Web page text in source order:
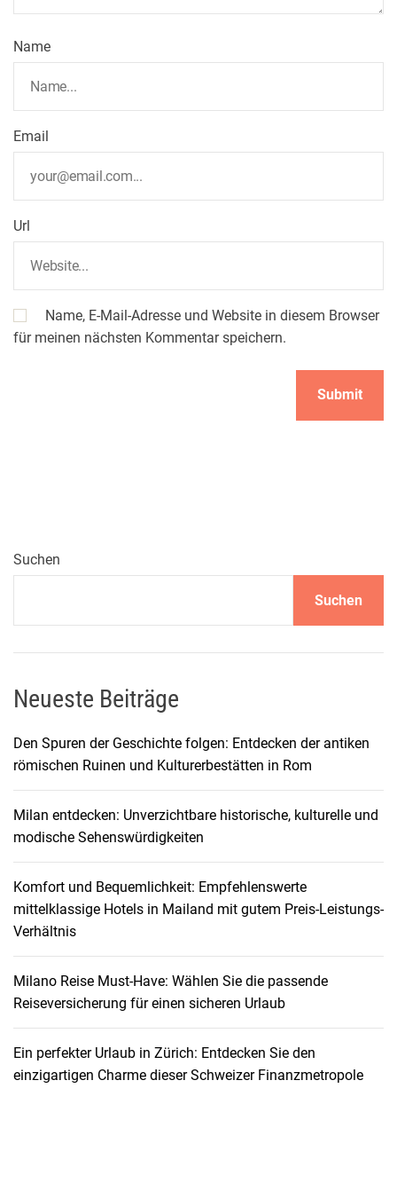
Name
Email
Url
Name, E-Mail-Adresse und Website in diesem Browser
für meinen nächsten Kommentar speichern.
Suchen
Suchen
Neueste Beiträge
Den Spuren der Geschichte folgen: Entdecken der antiken
römischen Ruinen und Kulturerbestätten in Rom
Milan entdecken: Unverzichtbare historische, kulturelle und
modische Sehenswürdigkeiten
Komfort und Bequemlichkeit: Empfehlenswerte
mittelklassige Hotels in Mailand mit gutem Preis-Leistungs-
Verhältnis
Milano Reise Must-Have: Wählen Sie die passende
Reiseversicherung für einen sicheren Urlaub
Ein perfekter Urlaub in Zürich: Entdecken Sie den
einzigartigen Charme dieser Schweizer Finanzmetropole